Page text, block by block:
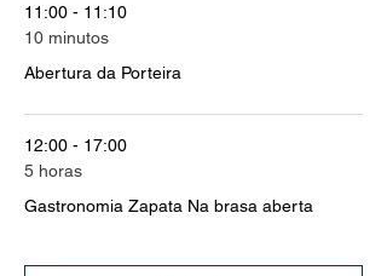
11:00 - 11:10
10 minutos
Abertura da Porteira
12:00 - 17:00
5 horas
Gastronomia Zapata Na brasa aberta